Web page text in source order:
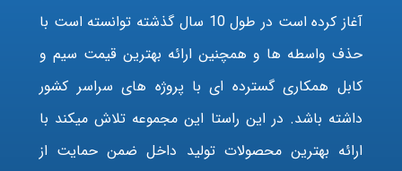
آغاز کرده است در طول 10 سال گذشته توانسته است با
حذف واسطه ها و همچنین ارائه بهترین قیمت سیم و
کابل همکاری گسترده ای با پروژه های سراسر کشور
داشته باشد. در این راستا این مجموعه تلاش میکند با
ارائه بهترین محصولات تولید داخل ضمن حمایت از